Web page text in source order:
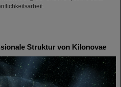
Struktur von Kilonovae